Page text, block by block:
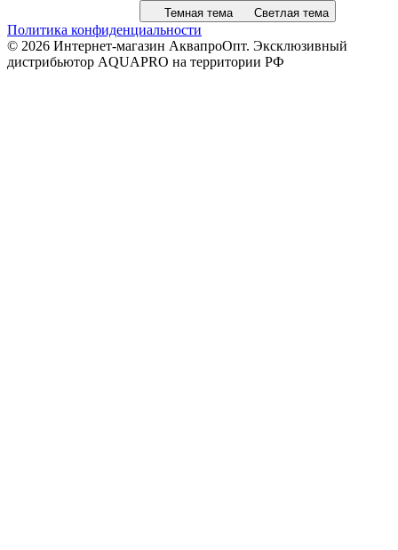
Темная тема Светлая тема
Политика конфиденциальности
© 2026 Интернет-магазин АквапроОпт. Эксклюзивный
дистрибьютор AQUAPRO на территории РФ